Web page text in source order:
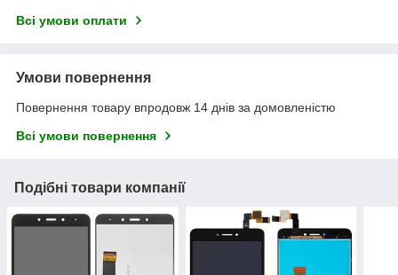
Всі умови оплати
Умови повернення
Повернення товару впродовж 14 днів за домовленістю
Всі умови повернення
Подібні товари компанії